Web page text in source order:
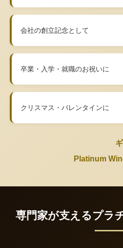
会社の創立記念として
卒業・入学・就職のお祝いに
クリスマス・バレンタインに
Platinum
専門家が支えるプラ